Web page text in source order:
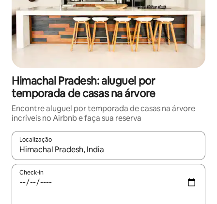
Himachal Pradesh: aluguel por
temporada de casas na árvore
Encontre aluguel por temporada de casas na árvore
incríveis no Airbnb e faça sua reserva
Localização
Quando os resultados estiverem disponíveis, explore-os
Check-in